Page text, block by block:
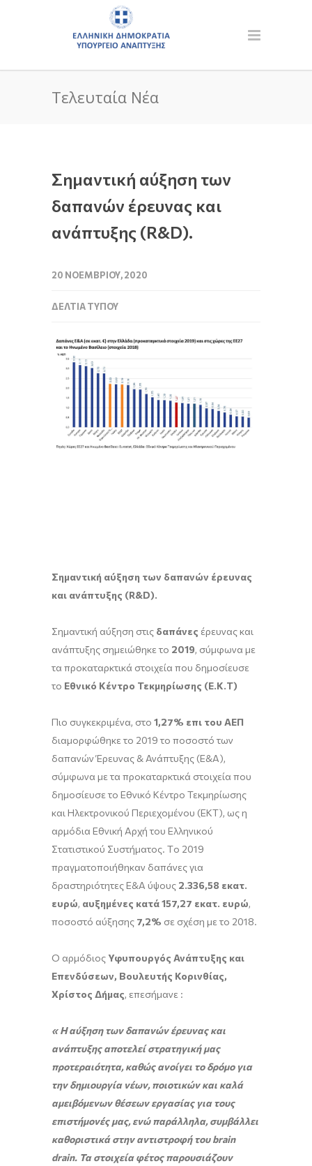
Τελευταία Νέα
Σημαντική αύξηση των
δαπανών έρευνας και
ανάπτυξης (R&D).
20 ΝΟΕΜΒΡΊΟΥ, 2020
ΔΕΛΤΊΑ ΤΎΠΟΥ
Σημαντική αύξηση των δαπανών έρευνας
και ανάπτυξης (R&D).
Σημαντική αύξηση στις δαπάνες έρευνας και
ανάπτυξης σημειώθηκε το 2019, σύμφωνα με
τα προκαταρκτικά στοιχεία που δημοσίευσε
το Εθνικό Κέντρο Τεκμηρίωσης (Ε.Κ.Τ)
Πιο συγκεκριμένα, στο 1,27% επι του ΑΕΠ
διαμορφώθηκε το 2019 το ποσοστό των
δαπανών Έρευνας & Ανάπτυξης (Ε&Α),
σύμφωνα με τα προκαταρκτικά στοιχεία που
δημοσίευσε το Εθνικό Κέντρο Τεκμηρίωσης
και Ηλεκτρονικού Περιεχομένου (ΕΚΤ), ως η
αρμόδια Εθνική Αρχή του Ελληνικού
Στατιστικού Συστήματος. Τo 2019
πραγματοποιήθηκαν δαπάνες για
δραστηριότητες Ε&Α ύψους 2.336,58 εκατ.
ευρώ, αυξημένες κατά 157,27 εκατ. ευρώ,
ποσοστό αύξησης 7,2% σε σχέση με το 2018.
Ο αρμόδιος Υφυπουργός Ανάπτυξης και
Επενδύσεων, Βουλευτής Κορινθίας,
Χρίστος Δήμας, επεσήμανε :
« Η αύξηση των δαπανών έρευνας και
ανάπτυξης αποτελεί στρατηγική μας
προτεραιότητα, καθώς ανοίγει το δρόμο για
την δημιουργία νέων, ποιοτικών και καλά
αμειβόμενων θέσεων εργασίας για τους
επιστήμονές μας, ενώ παράλληλα, συμβάλλει
καθοριστικά στην αντιστροφή του brain
drain. Τα στοιχεία φέτος παρουσιάζουν